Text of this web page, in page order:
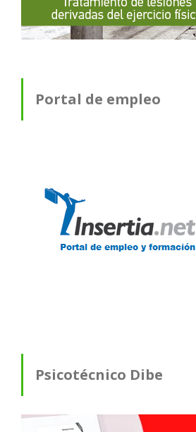
Portal de empleo
Psicotécnico Dibe